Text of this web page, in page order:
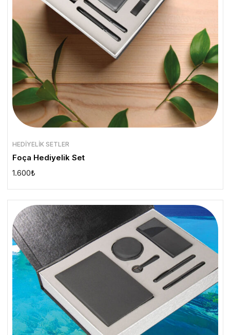
HEDIYELIK SETLER
Foça Hediyelik Set
1.600₺